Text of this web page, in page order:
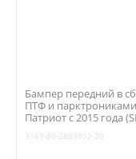
Бампер передний в
ПТФ и
Патриот с 2015 года
3163-80-2803012-20
3163-80-2803012-20